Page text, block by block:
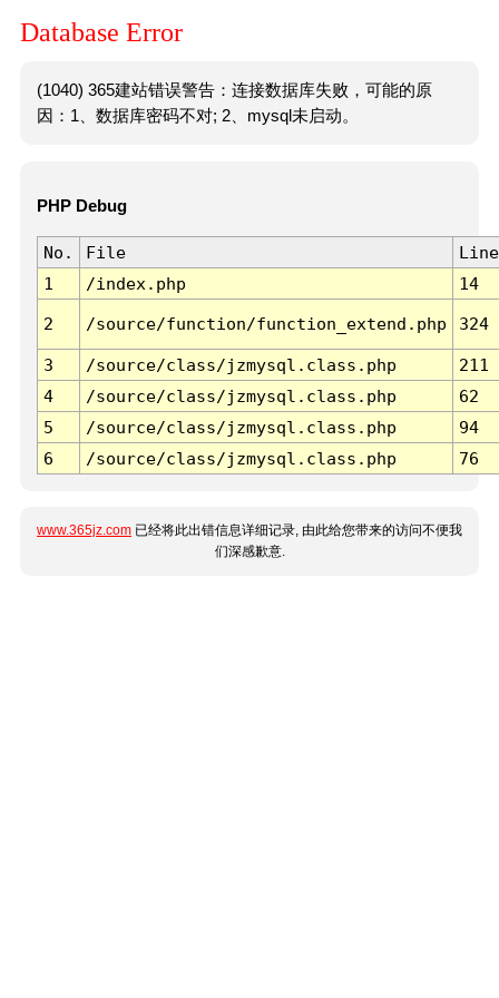
Database Error
(1040) 365建站错误警告：连接数据库失败，可能的原
因：1、数据库密码不对; 2、mysql未启动。
PHP Debug
No. File
Line
1
/index.php 14
2 /source/function/function_extend.php 324
3 /source/class/jzmysql.class.php
211
4
/source/class/jzmysql.class.php
62
5
/source/class/jzmysql.class.php
94
6
/source/class/jzmysql.class.php 76
www.365jz.com 已经将此出错信息详细记录, 由此给您带来的访问不便我
们深感歉意.